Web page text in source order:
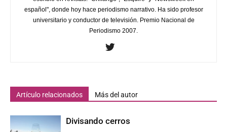
español", donde hoy hace periodismo narrativo. Ha sido profesor
universitario y conductor de televisión. Premio Nacional de
Periodismo 2007.
Artículo relacionados Más del autor
Divisando cerros